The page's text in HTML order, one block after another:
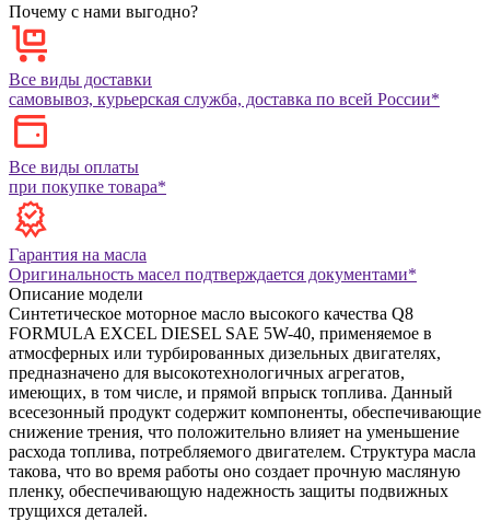
Почему с нами выгодно?
Все виды доставки
самовывоз, курьерская служба, доставка по всей России*
Все виды оплаты
при покупке товара*
Гарантия на масла
Оригинальность масел подтверждается документами*
Описание модели
Синтетическое моторное масло высокого качества Q8
FORMULA EXCEL DIESEL SAE 5W-40, применяемое в
атмосферных или турбированных дизельных двигателях,
предназначено для высокотехнологичных агрегатов,
имеющих, в том числе, и прямой впрыск топлива. Данный
всесезонный продукт содержит компоненты, обеспечивающие
снижение трения, что положительно влияет на уменьшение
расхода топлива, потребляемого двигателем. Структура масла
такова, что во время работы оно создает прочную масляную
пленку, обеспечивающую надежность защиты подвижных
трущихся деталей.